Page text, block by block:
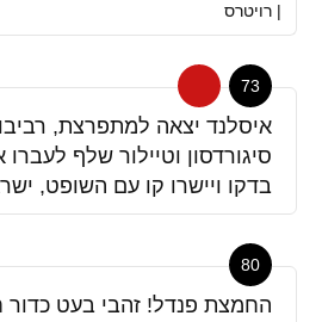
| רויטרס
73
איסלנד יצאה למתפרצת,
בדקו ויישרו קו עם השופט, ישראל ב-
80
החמצת פנדל! זהבי בעט כדור